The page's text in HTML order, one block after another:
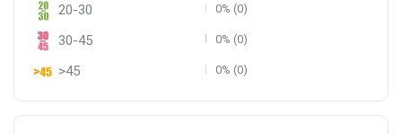
20-30 0% (0)
30-45 0% (0)
>45 0% (0)